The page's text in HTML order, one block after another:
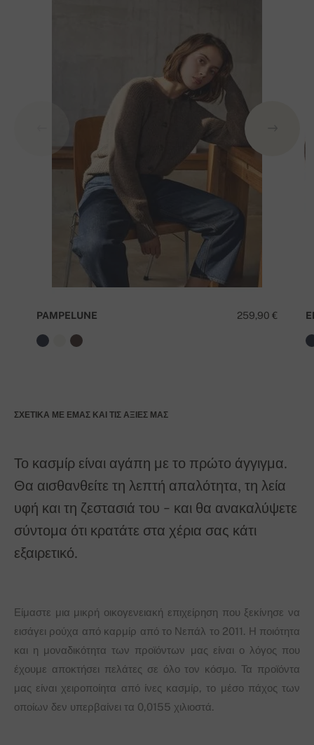
259,90 €
PAMPELUNE
ΣΧΕΤΙΚΆ ΜΕ ΕΜΆΣ ΚΑΙ ΤΙΣ ΑΞΊΕΣ ΜΑΣ
Το κασμίρ είναι αγάπη με το πρώτο άγγιγμα.
Θα αισθανθείτε τη λεπτή απαλότητα, τη λεία
υφή και τη ζεστασιά του - και θα ανακαλύψετε
σύντομα ότι κρατάτε στα χέρια σας κάτι
εξαιρετικό.
Είμαστε μια μικρή οικογενειακή επιχείρηση που ξεκίνησε να
εισάγει ρούχα από καρμίρ από το Νεπάλ το 2011. Η ποιότητα
και η μοναδικότητα των προϊόντων μας είναι ο λόγος που
έχουμε αποκτήσει πελάτες σε όλο τον κόσμο. Τα προϊόντα
μας είναι χειροποίητα από ίνες κασμίρ, το μέσο πάχος των
οποίων δεν υπερβαίνει τα 0,0155 χιλιοστά.